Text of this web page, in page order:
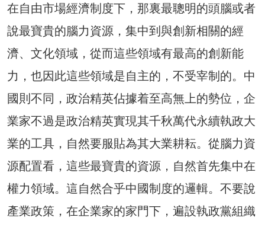
在自由市場經濟制度下，那裏最聰明的頭腦或者
說最寶貴的腦力資源，集中到與創新相關的經
濟、文化領域，從而這些領域有最高的創新能
力，也因此這些領域是自主的，不受宰制的。中
國則不同，政治精英佔據着至高無上的勢位，企
業家不過是政治精英實現其千秋萬代永續執政大
業的工具，自然要服貼為其大業耕耘。從腦力資
源配置看，這些最寶貴的資源，自然首先集中在
權力領域。這自然合乎中國制度的邏輯。不要說
產業政策，在企業家的家門下，遍設執政黨組織